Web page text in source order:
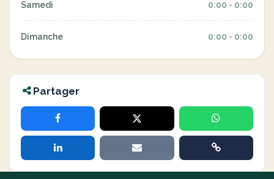
Samedi 0:00 - 0:00
Dimanche 0:00 - 0:00
Partager